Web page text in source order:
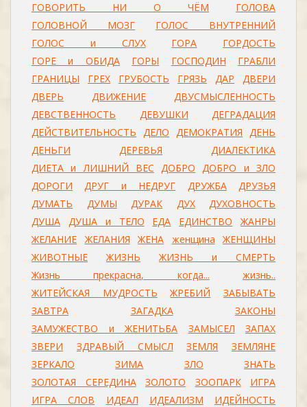
ГОВОРИТЬ НИ О ЧЁМ
ГОЛОВА
ГОЛОВНОЙ МОЗГ
ГОЛОС ВНУТРЕННИЙ
ГОЛОС и СЛУХ
ГОРА
ГОРДОСТЬ
ГОРЕ и ОБИДА
ГОРЫ ГОСПОДИН
ГРАБЛИ
ГРАНИЦЫ
ГРЕХ ГРУБОСТЬ ГРЯЗЬ ДАР
ДВЕРИ
ДВЕРЬ
ДВИЖЕНИЕ
ДВУСМЫСЛЕННОСТЬ
ДЕВСТВЕННОСТЬ
ДЕВУШКИ
ДЕГРАДАЦИЯ
ДЕЙСТВИТЕЛЬНОСТЬ ДЕЛО ДЕМОКРАТИЯ ДЕНЬ
ДЕНЬГИ
ДЕРЕВЬЯ
ДИАЛЕКТИКА
ДИЕТА и ЛИШНИЙ ВЕС ДОБРО
ДОБРО и ЗЛО
ДОРОГИ
ДРУГ и НЕДРУГ ДРУЖБА
ДРУЗЬЯ
ДУМАТЬ
ДУМЫ ДУРАК ДУХ
ДУХОВНОСТЬ
ДУША
ДУША и ТЕЛО ЕДА ЕДИНСТВО
ЖАНРЫ
ЖЕЛАНИЕ
ЖЕЛАНИЯ ЖЕНА женщина
ЖЕНЩИНЫ
ЖИВОТНЫЕ
ЖИЗНЬ
ЖИЗНЬ и СМЕРТЬ
Жизнь прекрасна, когда...
жизнь..
ЖИТЕЙСКАЯ МУДРОСТЬ
ЖРЕБИЙ
ЗАБЫВАТЬ
ЗАВТРА
ЗАГАДКА
ЗАКОНЫ
ЗАМУЖЕСТВО и ЖЕНИТЬБА
ЗАМЫСЕЛ
ЗАПАХ
ЗВЕРИ
ЗДРАВЫЙ СМЫСЛ ЗЕМЛЯ
ЗЕМЛЯНЕ
ЗЕРКАЛО
ЗИМА ЗЛО
ЗНАТЬ
ЗОЛОТАЯ СЕРЕДИНА
ЗОЛОТО ЗООПАРК
ИГРА
ИГРА СЛОВ
ИДЕАЛ ИДЕАЛИЗМ
ИДЕЙНОСТЬ